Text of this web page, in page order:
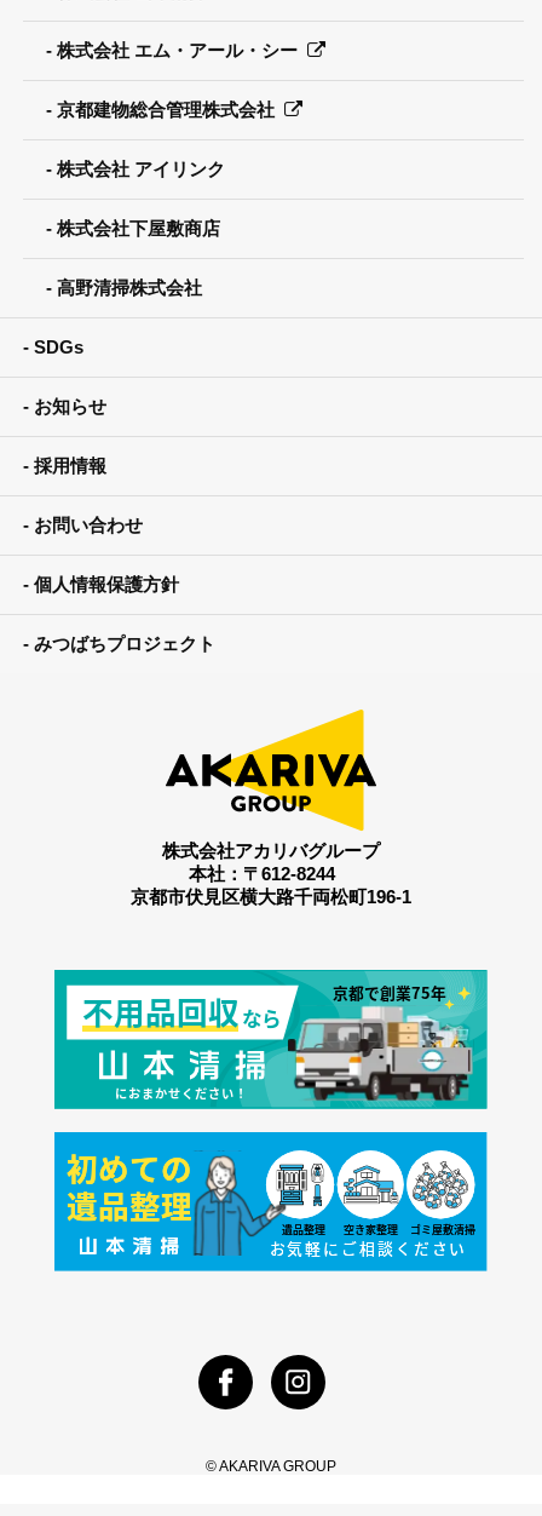
株式会社 エム・アール・シー
京都建物総合管理株式会社
株式会社 アイリンク
株式会社下屋敷商店
高野清掃株式会社
SDGs
お知らせ
採用情報
お問い合わせ
個人情報保護方針
みつばちプロジェクト
株式会社アカリバグループ
本社：〒612-8244
京都市伏見区横大路千両松町196-1
© AKARIVA GROUP